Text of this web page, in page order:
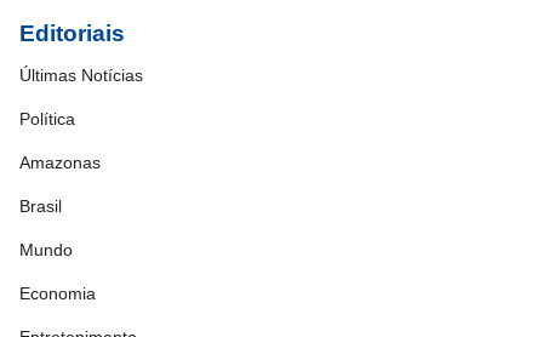
Editoriais
Últimas Notícias
Política
Amazonas
Brasil
Mundo
Economia